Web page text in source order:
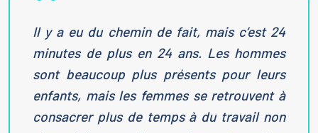
Il y a eu du chemin de fait, mais c’est 24
minutes de plus en 24 ans. Les hommes
sont beaucoup plus présents pour leurs
enfants, mais les femmes se retrouvent à
consacrer plus de temps à du travail non